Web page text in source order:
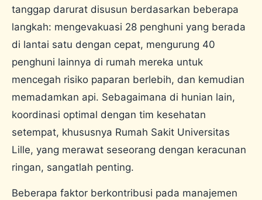
tanggap darurat disusun berdasarkan beberapa
langkah: mengevakuasi 28 penghuni yang berada
di lantai satu dengan cepat, mengurung 40
penghuni lainnya di rumah mereka untuk
mencegah risiko paparan berlebih, dan kemudian
memadamkan api. Sebagaimana di hunian lain,
koordinasi optimal dengan tim kesehatan
setempat, khususnya Rumah Sakit Universitas
Lille, yang merawat seseorang dengan keracunan
ringan, sangatlah penting.
Beberapa faktor berkontribusi pada manajemen